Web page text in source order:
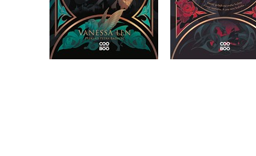
Do košíku
469 Kč
375 Kč
Do košíku
399 Kč
319 Kč